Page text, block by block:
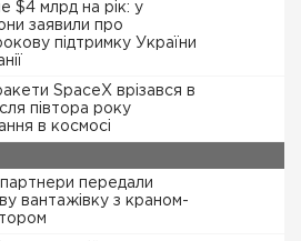
$4 млрд на рік: у
заявили про
підтримку України
SpaceX врізався в
півтора року
в космосі
партнери передали
вантажівку з краном-